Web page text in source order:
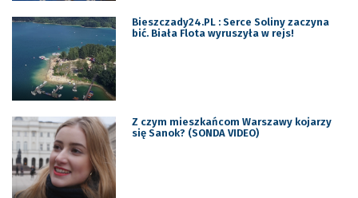
Bieszczady24.PL : Serce Soliny zaczyna
bić. Biała Flota wyruszyła w rejs!
Z czym mieszkańcom Warszawy kojarzy
się Sanok? (SONDA VIDEO)